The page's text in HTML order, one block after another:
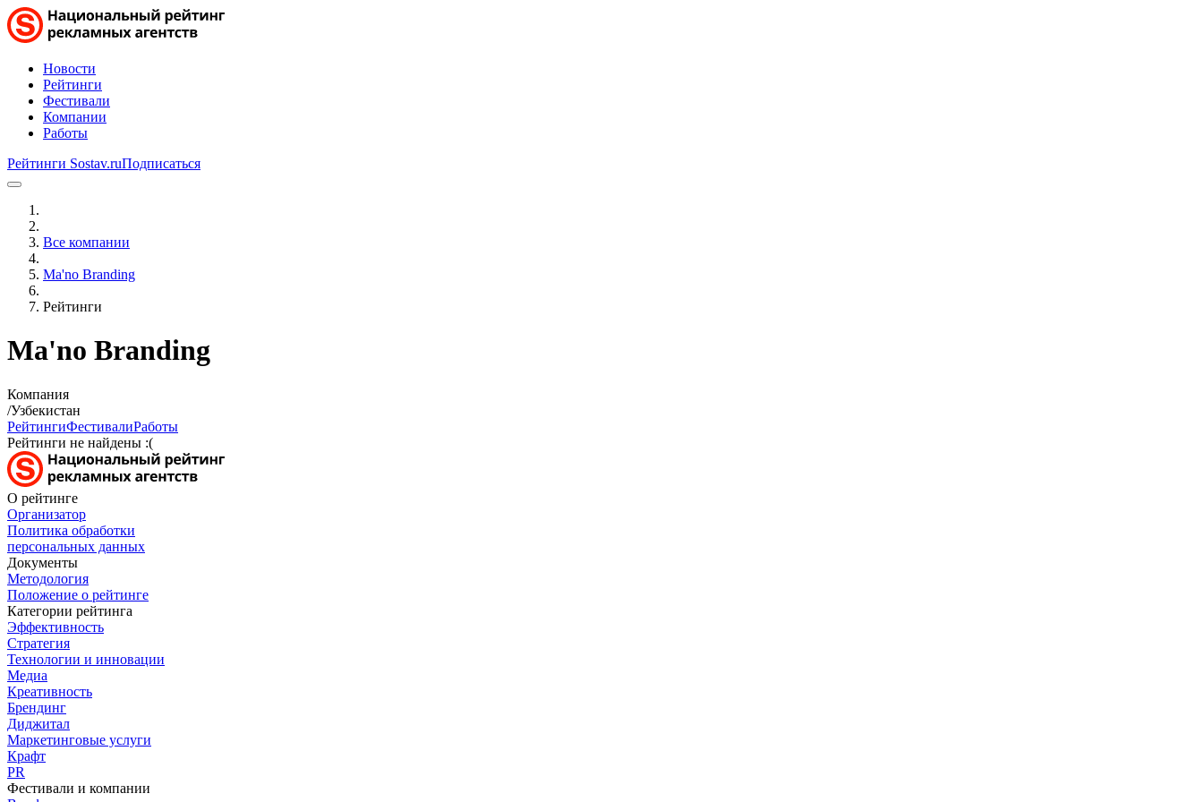
Новости
Рейтинги
Фестивали
Компании
Работы
Рейтинги Sostav.ruПодписаться
Все компании
Ma'no Branding
Рейтинги
Ma'no Branding
Компания
/Узбекистан
РейтингиФестивалиРаботы
Рейтинги не найдены :(
О рейтинге
Организатор
Политика обработки
персональных данных
Документы
Методология
Положение о рейтинге
Категории рейтинга
Эффективность
Стратегия
Технологии и инновации
Медиа
Креативность
Брендинг
Диджитал
Маркетинговые услуги
Крафт
PR
Фестивали и компании